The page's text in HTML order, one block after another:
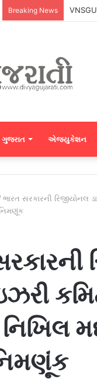
Breaking News
ગુજરાત એજ્યુકેશન
ભારત સરકારની રિજીયોનલ